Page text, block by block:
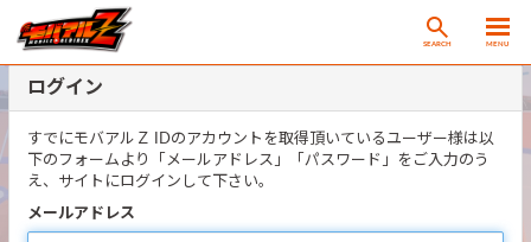
SEARCH MENU
ログイン
すでにモバアルＺ IDのアカウントを取得頂いているユーザー様は以
下のフォームより「メールアドレス」「パスワード」をご入力のう
え、サイトにログインして下さい。
メールアドレス